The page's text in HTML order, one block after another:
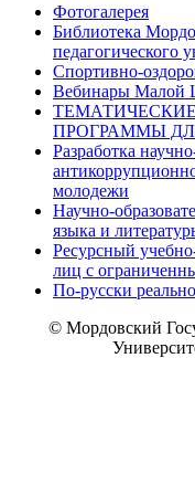
Фотогалерея
Библиотека
педагогического
Спортивно-
Вебинары Малой
ПРОГРАММЫ
Разработка
молодежи
Научно-
языка и
Ресурсный
лиц с
По-русски
© Мордовский